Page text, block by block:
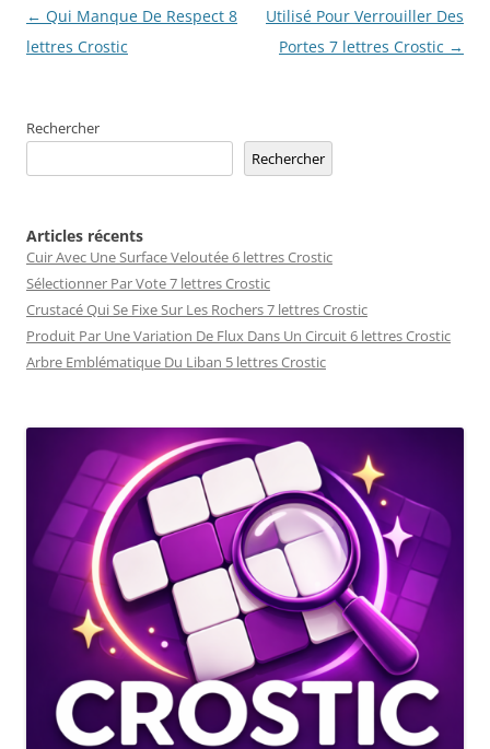
Navigation
des
← Qui Manque De Respect 8
lettres Crostic
Utilisé Pour Verrouiller Des
Portes 7 lettres Crostic →
Rechercher
Rechercher
Articles récents
Cuir Avec Une Surface Veloutée 6 lettres Crostic
Sélectionner Par Vote 7 lettres Crostic
Crustacé Qui Se Fixe Sur Les Rochers 7 lettres Crostic
Produit Par Une Variation De Flux Dans Un Circuit 6 lettres Crostic
Arbre Emblématique Du Liban 5 lettres Crostic